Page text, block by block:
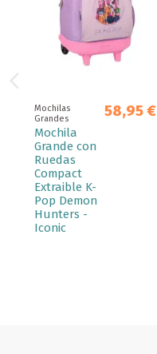
Mochilas
Grandes
Mochila
Grande con
Ruedas
Compact
Extraible K-
Pop Demon
Hunters -
Iconic
58,95 €